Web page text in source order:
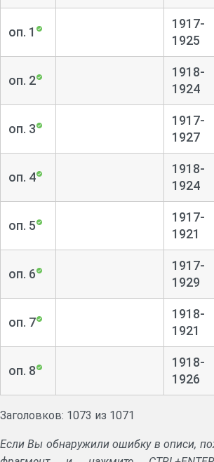
оп. 1
1917-
1925
оп. 2
1918-
1924
оп. 3
1917-
1927
оп. 4
1918-
1924
оп. 5
1917-
1921
оп. 6
1917-
1929
оп. 7
1918-
1921
оп. 8
1918-
1926
Заголовков: 1073 из 1071
Если Вы обнаружили ошибку в описи,